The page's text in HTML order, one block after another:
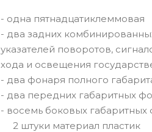
- одна пятнадцатиклеммовая
- два задних
указателей поворотов,
хода и освещения
- два фонаря полного
- два передних габаритных
- восемь боковых
2 штуки материал пластик